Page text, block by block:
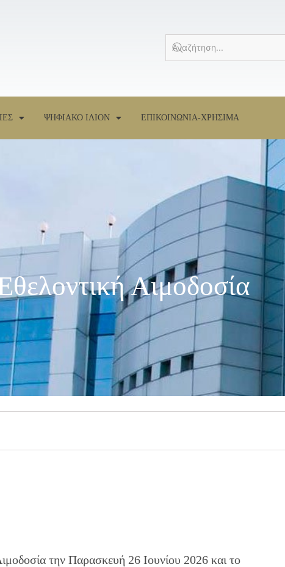
ΨΗΦΙΑΚΟ ΙΛΙΟΝ ΕΠΙΚΟΙΝΩΝΙΑ-ΧΡΗΣΙΜΑ
Αιμοδοσία
την Παρασκευή 26 Ιουνίου 2026 και το